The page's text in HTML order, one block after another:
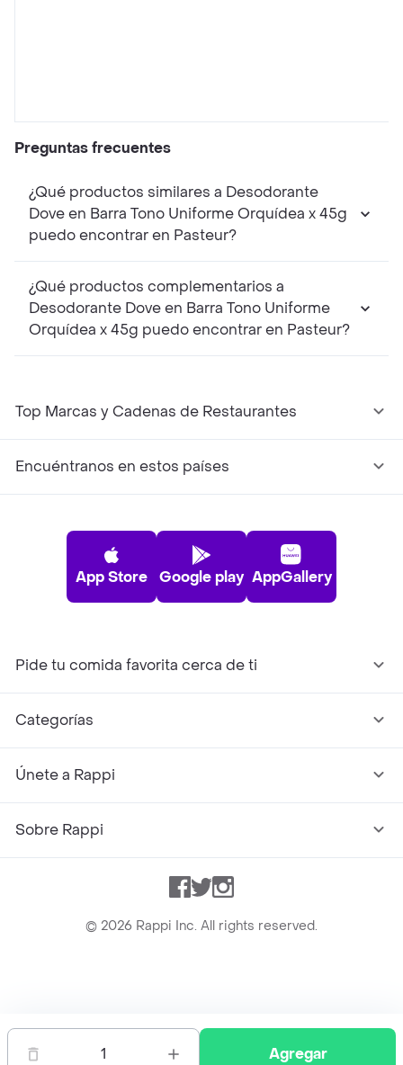
1 Agregar
Preguntas frecuentes
¿Qué productos similares a Desodorante
Dove en Barra Tono Uniforme Orquídea x 45g
puedo encontrar en Pasteur?
¿Qué productos complementarios a
Desodorante Dove en Barra Tono Uniforme
Orquídea x 45g puedo encontrar en Pasteur?
Top Marcas y Cadenas de Restaurantes
Encuéntranos en estos países
App Store Google play AppGallery
Pide tu comida favorita cerca de ti
Categorías
Únete a Rappi
Sobre Rappi
Facebook
TwitterInstagram
© 2026 Rappi Inc. All rights reserved.